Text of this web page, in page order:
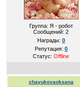
Группа: Я - робот
Сообщений:2
Награды: 0
Репутация: 0
Статус:Offline
chayukovaoksana